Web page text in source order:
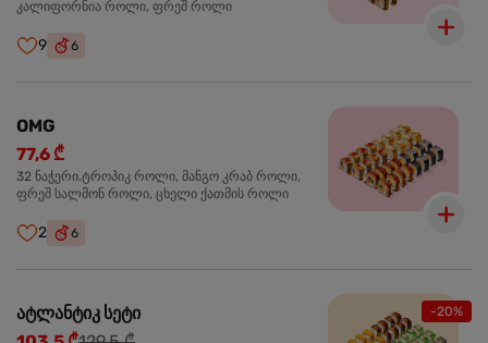
კალიფორნია როლი, ფრეშ როლი
9 6
OMG
77,6 ₾
32 ნაჭერი.ტროპიკ როლი, მანგო კრაბ როლი,
ფრეშ სალმონ როლი, ცხელი ქათმის როლი
2 6
-20%
ატლანტიკ სეტი